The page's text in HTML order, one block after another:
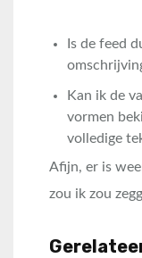
Is de feed
Kan ik de
vormen
volledige
Afijn, er is
zou ik zou